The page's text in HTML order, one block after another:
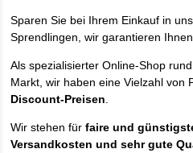
Sparen Sie bei Ihrem Einkauf in
Sprendlingen, wir garantieren
Als spezialisierter Online-Shop
Markt, wir haben eine Vielzahl von
Discount-Preisen.
Wir stehen fürfaire und
Versandkosten und sehr gute